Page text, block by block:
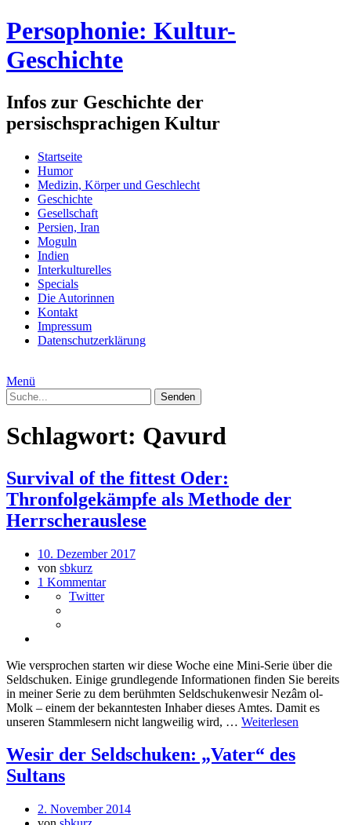
Persophonie: Kultur-
Geschichte
Infos zur Geschichte der
persischsprachigen Kultur
Startseite
Humor
Medizin, Körper und Geschlecht
Geschichte
Gesellschaft
Persien, Iran
Moguln
Indien
Interkulturelles
Specials
Die Autorinnen
Kontakt
Impressum
Datenschutzerklärung
Menü
Schlagwort: Qavurd
Survival of the fittest Oder:
Thronfolgekämpfe als Methode der
Herrscherauslese
10. Dezember 2017
von sbkurz
1 Kommentar
Twitter
Wie versprochen starten wir diese Woche eine Mini-Serie über die
Seldschuken. Einige grundlegende Informationen finden Sie bereits
in meiner Serie zu dem berühmten Seldschukenwesir Nezâm ol-
Molk – einem der bekanntesten Inhaber dieses Amtes. Damit es
unseren Stammlesern nicht langweilig wird, … Weiterlesen
Wesir der Seldschuken: „Vater“ des
Sultans
2. November 2014